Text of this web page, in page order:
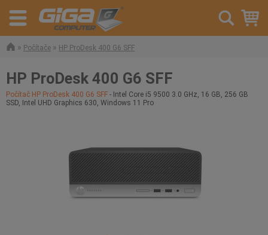
» Počítače » HP ProDesk 400 G6 SFF
HP ProDesk 400 G6 SFF
Počítač HP ProDesk 400 G6 SFF - Intel Core i5 9500 3.0 GHz, 16 GB, 256 GB
SSD, Intel UHD Graphics 630, Windows 11 Pro